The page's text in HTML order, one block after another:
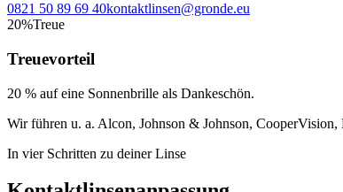
0821 50 89 69 40kontaktlinsen@gronde.eu
20%Treue
Treuevorteil
20 % auf eine Sonnenbrille als Dankeschön.
Wir führen u. a. Alcon, Johnson & Johnson,
In vier Schritten zu deiner Linse